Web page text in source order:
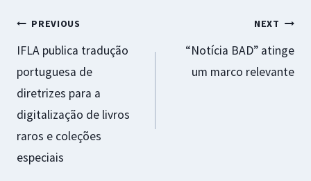
Navegação
de
artigos
PREVIOUS
IFLA publica tradução
portuguesa de
diretrizes para a
digitalização de livros
raros e coleções
especiais
NEXT
“Notícia BAD” atinge
um marco relevante